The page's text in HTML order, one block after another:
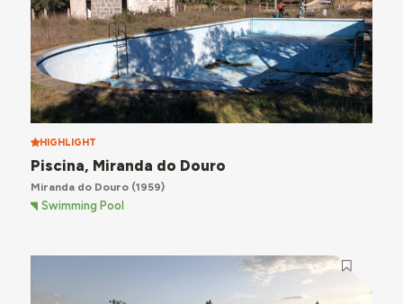
HIGHLIGHT
Piscina, Miranda do Douro
Miranda do Douro(1959)
Swimming Pool